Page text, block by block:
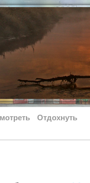
Отдохнуть